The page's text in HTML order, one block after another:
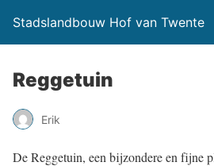
Stadslandbouw Hof van Twente
Reggetuin
Erik
De Reggetuin, een bijzondere en fijne